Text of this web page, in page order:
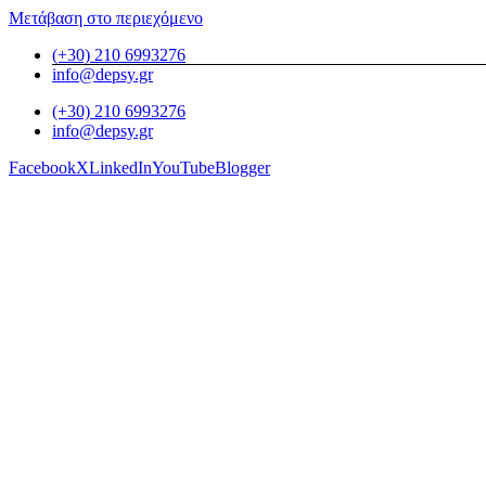
Μετάβαση στο περιεχόμενο
(+30) 210 6993276
info@depsy.gr
(+30) 210 6993276
info@depsy.gr
FacebookXLinkedInYouTubeBlogger